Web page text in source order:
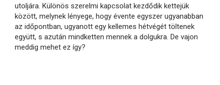
utoljára. Különös szerelmi kapcsolat kezdődik kettejük
között, melynek lényege, hogy évente egyszer ugyanabban
az időpontban, ugyanott egy kellemes hétvégét töltenek
együtt, s azután mindketten mennek a dolgukra. De vajon
meddig mehet ez így?